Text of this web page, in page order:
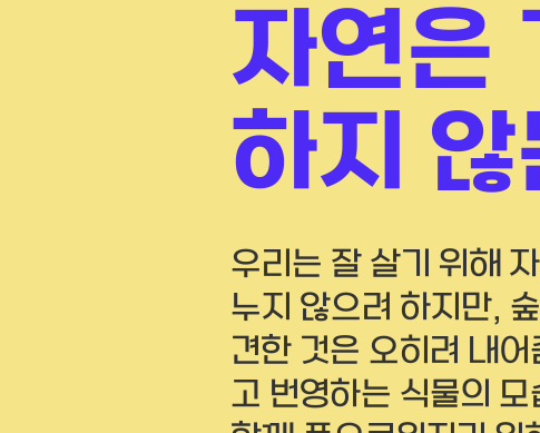
자연은
하지
우리는 잘 살기 위해
누지 않으려 하지만,
견한 것은 오히려 내
고 번영하는 식물의